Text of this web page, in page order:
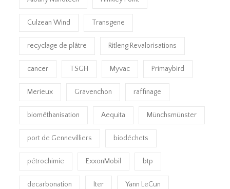
Culzean Wind Transgene
recyclage de plâtre Ritleng Revalorisations
cancer TSGH Myvac Primaybird
Merieux Gravenchon raffinage
biométhanisation Aequita Münchsmünster
port de Gennevilliers biodéchets
pétrochimie ExxonMobil btp
decarbonation Iter Yann LeCun